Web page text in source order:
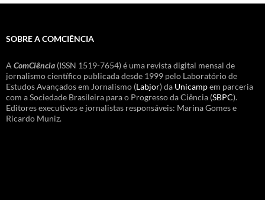
SOBRE A COMCIÊNCIA
A ComCiência (ISSN 1519-7654) é uma revista digital mensal de
jornalismo científico publicada desde 1999 pelo Laboratório de
Estudos Avançados em Jornalismo (Labjor) da Unicampem parceria
com a Sociedade Brasileira para o Progresso da Ciência (SBPC).
Editores executivos e jornalistas responsáveis: Marina Gomes e
Ricardo Muniz.